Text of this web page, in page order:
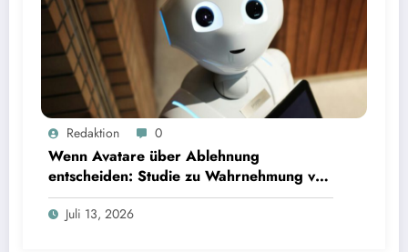
Wenn Avatare über Ablehnung entscheiden: Studie zu Wahrnehmung von Fairness bei KI-
InterviewsRedaktion 0
Wenn Avatare über Ablehnung
entscheiden: Studie zu Wahrnehmung von
Fairness bei KI-Interviews
Juli 13, 2026